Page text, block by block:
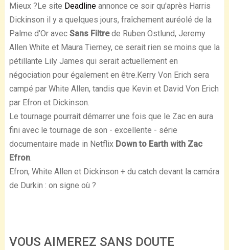
Mieux ? Le site Deadlineannonce ce soir qu'après Harris
Dickinson il y a quelques jours, fraîchement auréolé de la
Palme d'Or avec Sans Filtrede Ruben Östlund, Jeremy
Allen White et Maura Tierney, ce serait rien se moins que la
pétillante Lily James qui serait actuellement en
négociation pour également en être. Kerry Von Erich sera
campé par White Allen, tandis que Kevin et David Von Erich
par Efron et Dickinson.
Le tournage pourrait démarrer une fois que le Zac en aura
fini avec le tournage de son - excellente - série
documentaire made in Netflix Down to Earth with Zac
Efron.
Efron, White Allen et Dickinson + du catch devant la caméra
de Durkin : on signe où ?
VOUS AIMEREZ SANS DOUTE